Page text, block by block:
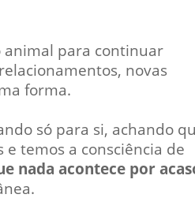
animal para continuar
novas
forma.
só para si, achando
temos a consciência de
nada acontece por